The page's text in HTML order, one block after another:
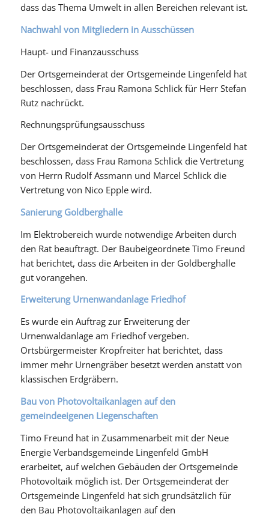
dass das Thema Umwelt in allen Bereichen relevant ist.
Nachwahl von Mitgliedern in Ausschüssen
Haupt- und Finanzausschuss
Der Ortsgemeinderat der Ortsgemeinde Lingenfeld hat
beschlossen, dass Frau Ramona Schlick für Herr Stefan
Rutz nachrückt.
Rechnungsprüfungsausschuss
Der Ortsgemeinderat der Ortsgemeinde Lingenfeld hat
beschlossen, dass Frau Ramona Schlick die Vertretung
von Herrn Rudolf Assmann und Marcel Schlick die
Vertretung von Nico Epple wird.
Sanierung Goldberghalle
Im Elektrobereich wurde notwendige Arbeiten durch
den Rat beauftragt. Der Baubeigeordnete Timo Freund
hat berichtet, dass die Arbeiten in der Goldberghalle
gut vorangehen.
Erweiterung Urnenwandanlage Friedhof
Es wurde ein Auftrag zur Erweiterung der
Urnenwaldanlage am Friedhof vergeben.
Ortsbürgermeister Kropfreiter hat berichtet, dass
immer mehr Urnengräber besetzt werden anstatt von
klassischen Erdgräbern.
Bau von Photovoltaikanlagen auf den
gemeindeeigenen Liegenschaften
Timo Freund hat in Zusammenarbeit mit der Neue
Energie Verbandsgemeinde Lingenfeld GmbH
erarbeitet, auf welchen Gebäuden der Ortsgemeinde
Photovoltaik möglich ist. Der Ortsgemeinderat der
Ortsgemeinde Lingenfeld hat sich grundsätzlich für
den Bau Photovoltaikanlagen auf den